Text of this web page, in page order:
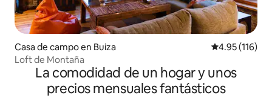
Casa de campo en Buiza Calificación
4.95 (116)
Loft de Montaña
La comodidad de un hogar y unos
precios mensuales fantásticos